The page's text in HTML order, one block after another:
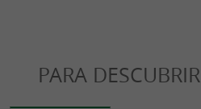
PARA DESCUBRIR